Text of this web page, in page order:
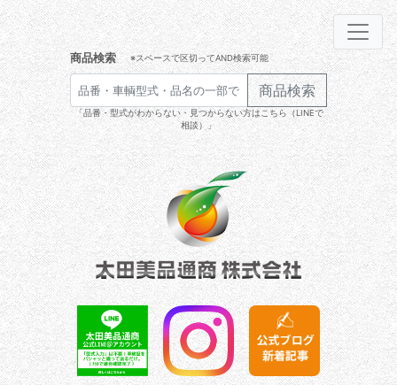
商品検索 ※スペースで区切ってAND検索可能
商品検索
「品番・型式がわからない・見つからない方はこちら（LINEで
相談）」